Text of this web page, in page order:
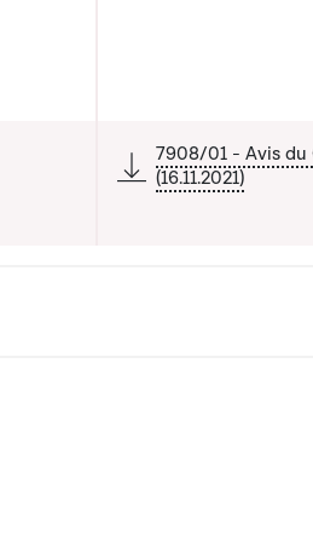
qui précède
7908/01 - Avis du
(16.11.2021)